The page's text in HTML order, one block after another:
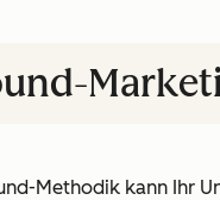
Methodik kann Ihr